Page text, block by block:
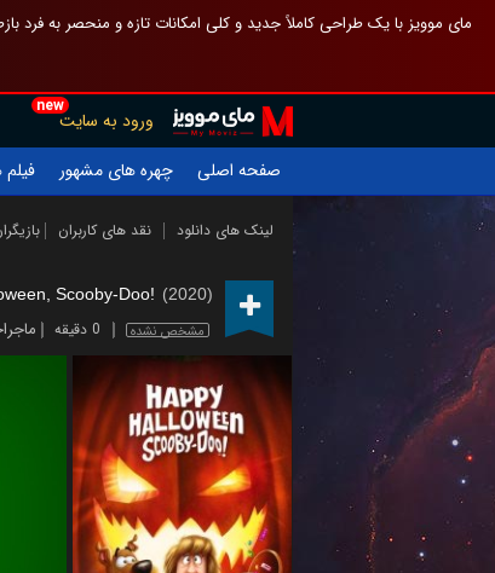
مای موویز با یک طراحی کاملاً جدید و کلی امکانات تازه و منحصر به
new
ورود به سایت
صفحه اصلی
چهره های مشهور فیلم
لینک های دانلود نقد های کاربران
Scooby-Doo! (2020)
مشخص نشده 0 دقیقه